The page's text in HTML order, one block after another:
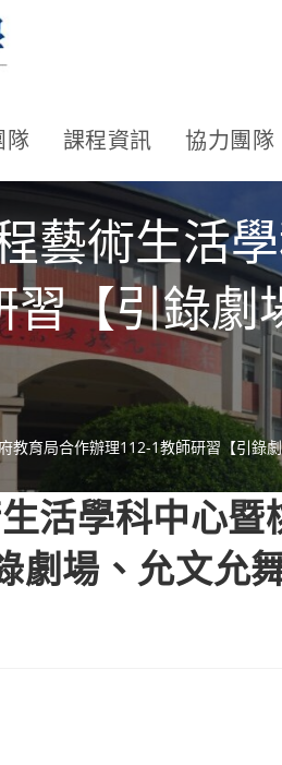
隊 課程資訊 協力團隊
藝術生活
【引錄
教育局合作辦理112-1教師研習【引錄
活學科中心暨
劇場、允文允